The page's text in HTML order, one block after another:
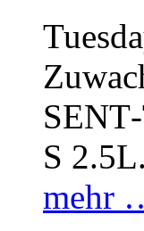
S 2.5L.
mehr